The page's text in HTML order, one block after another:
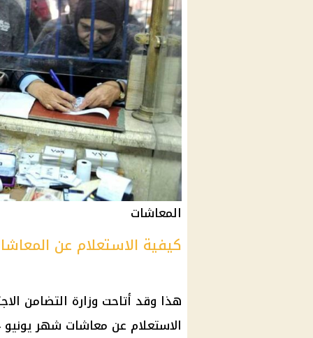
المعاشات
كيفية الاستعلام عن
هذا وقد أتاحت وزارة التضامن
الاستعلام عن معاشات شهر يونيو 2024